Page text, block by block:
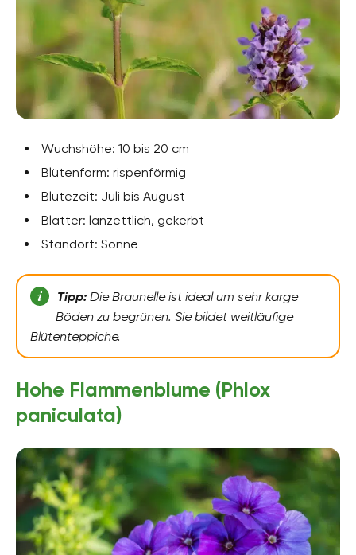
Wuchshöhe: 10 bis 20 cm
Blütenform: rispenförmig
Blütezeit: Juli bis August
Blätter: lanzettlich, gekerbt
Standort: Sonne
Tipp: Die Braunelle ist ideal um sehr karge
Böden zu begrünen. Sie bildet weitläufige
Blütenteppiche.
Hohe Flammenblume (Phlox
paniculata)